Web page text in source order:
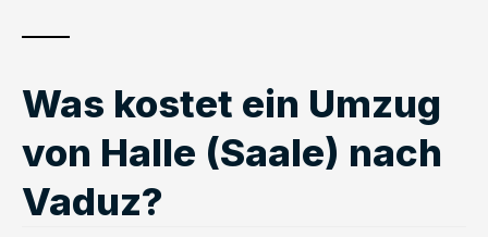
Was kostet ein Umzug
von Halle (Saale) nach
Vaduz?